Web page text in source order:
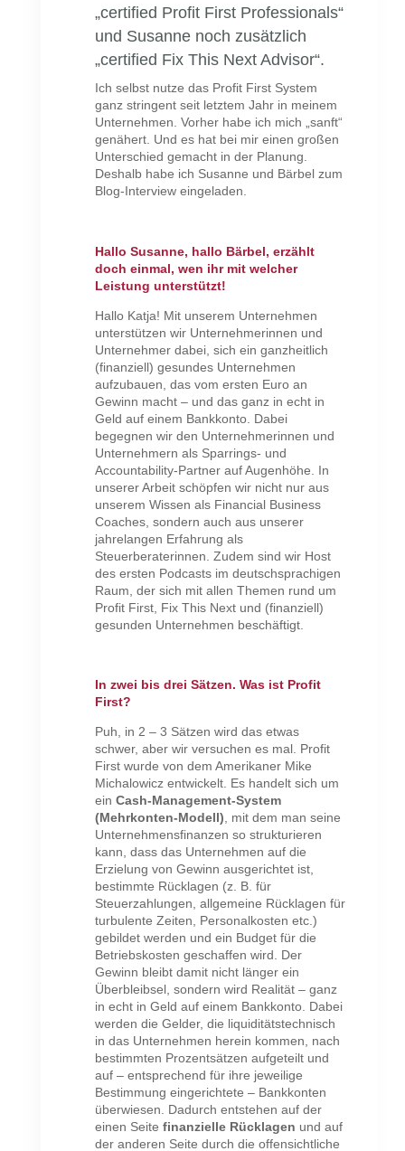
„certified Profit First Professionals“
und Susanne noch zusätzlich
„certified Fix This Next Advisor“.
Ich selbst nutze das Profit First System
ganz stringent seit letztem Jahr in meinem
Unternehmen. Vorher habe ich mich „sanft“
genähert. Und es hat bei mir einen großen
Unterschied gemacht in der Planung.
Deshalb habe ich Susanne und Bärbel zum
Blog-Interview eingeladen.
Hallo Susanne, hallo Bärbel, erzählt
doch einmal, wen ihr mit welcher
Leistung unterstützt!
Hallo Katja! Mit unserem Unternehmen
unterstützen wir Unternehmerinnen und
Unternehmer dabei, sich ein ganzheitlich
(finanziell) gesundes Unternehmen
aufzubauen, das vom ersten Euro an
Gewinn macht – und das ganz in echt in
Geld auf einem Bankkonto. Dabei
begegnen wir den Unternehmerinnen und
Unternehmern als Sparrings- und
Accountability-Partner auf Augenhöhe. In
unserer Arbeit schöpfen wir nicht nur aus
unserem Wissen als Financial Business
Coaches, sondern auch aus unserer
jahrelangen Erfahrung als
Steuerberaterinnen. Zudem sind wir Host
des ersten Podcasts im deutschsprachigen
Raum, der sich mit allen Themen rund um
Profit First, Fix This Next und (finanziell)
gesunden Unternehmen beschäftigt.
In zwei bis drei Sätzen. Was ist Profit
First?
Puh, in 2 – 3 Sätzen wird das etwas
schwer, aber wir versuchen es mal. Profit
First wurde von dem Amerikaner Mike
Michalowicz entwickelt. Es handelt sich um
ein Cash-Management-System
(Mehrkonten-Modell), mit dem man seine
Unternehmensfinanzen so strukturieren
kann, dass das Unternehmen auf die
Erzielung von Gewinn ausgerichtet ist,
bestimmte Rücklagen (z. B. für
Steuerzahlungen, allgemeine Rücklagen für
turbulente Zeiten, Personalkosten etc.)
gebildet werden und ein Budget für die
Betriebskosten geschaffen wird. Der
Gewinn bleibt damit nicht länger ein
Überbleibsel, sondern wird Realität – ganz
in echt in Geld auf einem Bankkonto. Dabei
werden die Gelder, die liquiditätstechnisch
in das Unternehmen herein kommen, nach
bestimmten Prozentsätzen aufgeteilt und
auf – entsprechend für ihre jeweilige
Bestimmung eingerichtete – Bankkonten
überwiesen. Dadurch entstehen auf der
einen Seite finanzielle Rücklagen und auf
der anderen Seite durch die offensichtliche